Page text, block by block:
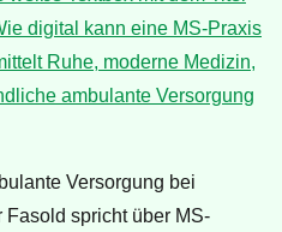
Versorgung bei
Fasold spricht über MS-